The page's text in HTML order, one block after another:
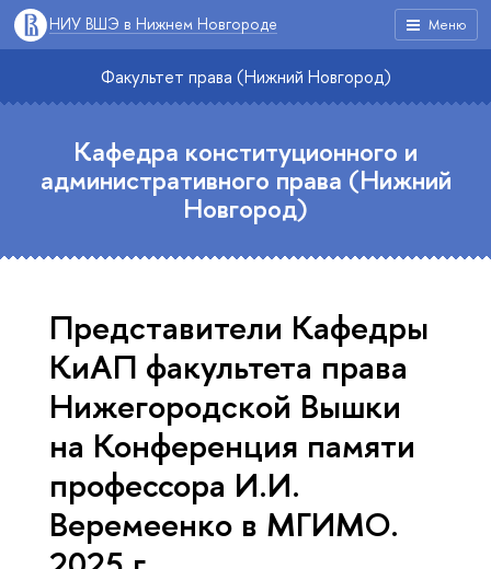
Меню
НИУ ВШЭ в Нижнем Новгороде
Факультет права (Нижний Новгород)
Кафедра конституционного и
административного права (Нижний
Новгород)
Представители Кафедры
КиАП факультета права
Нижегородской Вышки
на Конференция памяти
профессора И.И.
Веремеенко в МГИМО.